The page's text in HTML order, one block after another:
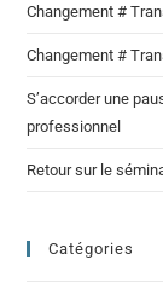
Changement #
Changement #
S’accorder une
professionnel
Retour sur le
Catégories